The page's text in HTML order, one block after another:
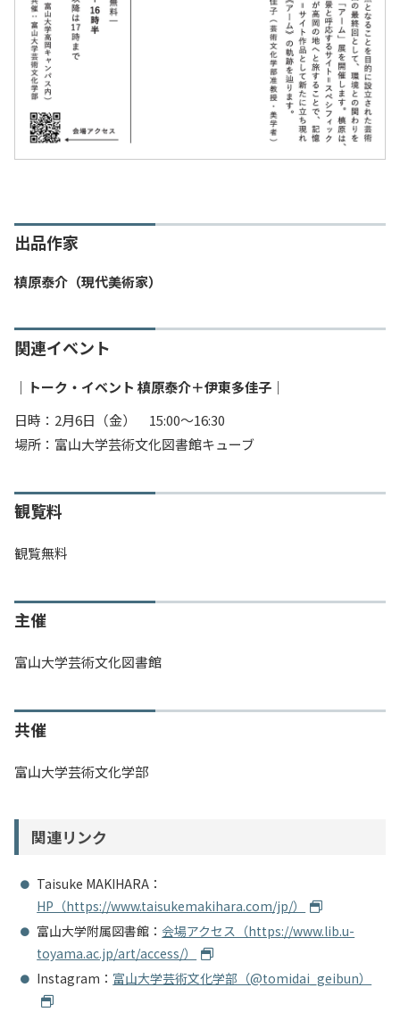
出品作家
槙原泰介（現代美術家）
関連イベント
｜トーク・イベント 槙原泰介＋伊東多佳子｜
日時：2月6日（金） 15:00〜16:30
場所：富山大学芸術文化図書館キューブ
観覧料
観覧無料
主催
富山大学芸術文化図書館
共催
富山大学芸術文化学部
関連リンク
Taisuke MAKIHARA：
HP（https://www.taisukemakihara.com/jp/）
富山大学附属図書館： 会場アクセス（https://www.lib.u-
toyama.ac.jp/art/access/）
Instagram： 富山大学芸術文化学部（@tomidai_geibun）